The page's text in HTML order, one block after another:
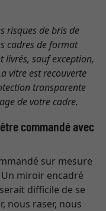
risques de bris de
cadres de format
livrés, sauf exception,
vitre est recouverte
transparente
de votre cadre.
commandé avec
sur mesure
miroir encadré
difficile de se
nous raser, nous